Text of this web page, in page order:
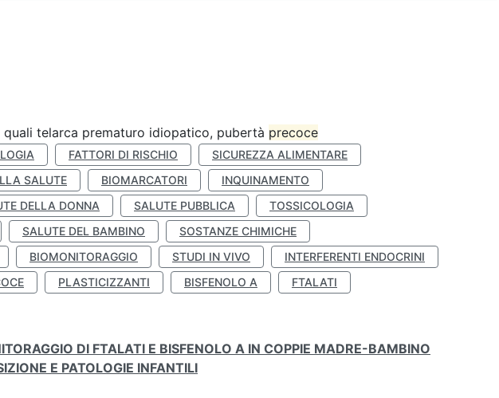
telarca prematuro idiopatico, pubertà precoce
FATTORI DI RISCHIO
SICUREZZA ALIMENTARE
SALUTE BIOMARCATORI
INQUINAMENTO
DELLA DONNA SALUTE PUBBLICA
TOSSICOLOGIA
SALUTE DEL BAMBINO
SOSTANZE CHIMICHE
BIOMONITORAGGIO STUDI IN VIVO
INTERFERENTI ENDOCRINI
PLASTICIZZANTI BISFENOLO A
FTALATI
DI FTALATI E BISFENOLO A IN COPPIE MADRE-BAMBINO
E PATOLOGIE INFANTILI